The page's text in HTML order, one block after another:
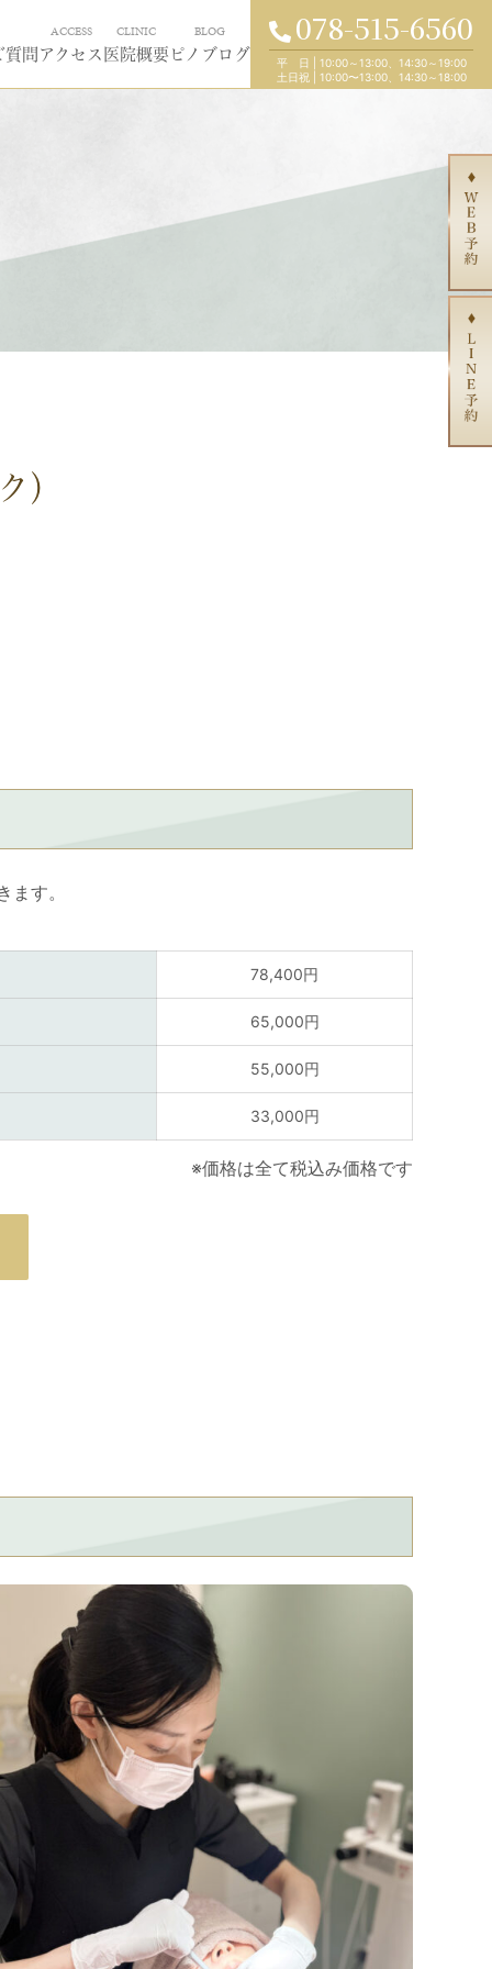
質問
ACCESS
アクセス
CLINIC
医院概要
BLOG
ピノブログ
078-515-6560
平 日
10:00～13:00、14:30～19:00
土日祝
10:00〜13:00、14:30～18:00
）
す。
78,400円
65,000円
55,000円
33,000円
※価格は全て税込み価格です